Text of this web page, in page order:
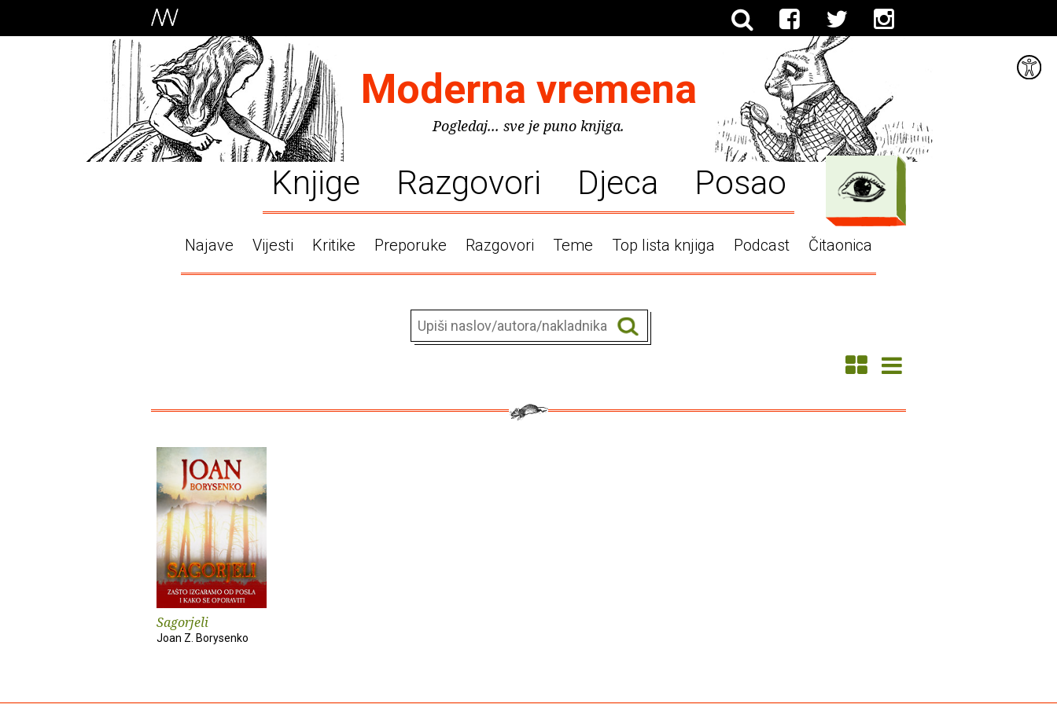
Moderna vremena
Pogledaj... sve je puno knjiga.
Knjige Razgovori Djeca Posao
Najave Vijesti Kritike Preporuke Razgovori Teme Top lista knjiga Podcast Čitaonica
Sagorjeli
Joan Z. Borysenko